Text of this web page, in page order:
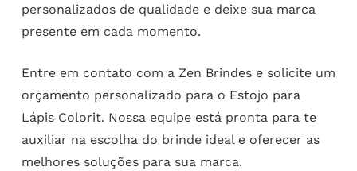
personalizados de qualidade e deixe sua marca
presente em cada momento.
Entre em contato com a Zen Brindes e solicite um
orçamento personalizado para o Estojo para
Lápis Colorit. Nossa equipe está pronta para te
auxiliar na escolha do brinde ideal e oferecer as
melhores soluções para sua marca.